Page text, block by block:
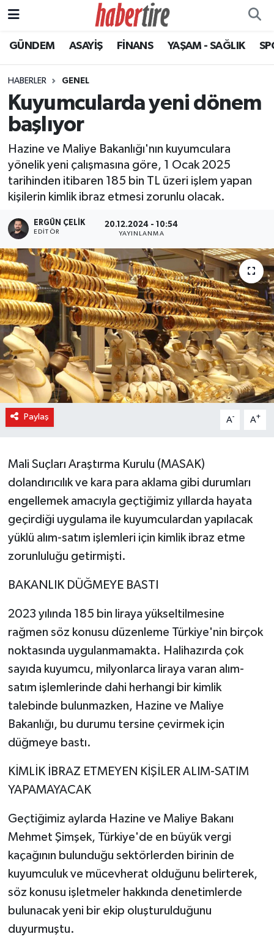
GÜNDEM ASAYİŞ FİNANS YAŞAM - SAĞLIK
HABERLER GENEL
Kuyumcularda yeni dönem
başlıyor
Hazine ve Maliye Bakanlığı'nın kuyumculara
yönelik yeni çalışmasına göre, 1 Ocak 2025
tarihinden itibaren 185 bin TL üzeri işlem yapan
kişilerin kimlik ibraz etmesi zorunlu olacak.
ERGÜN ÇELIK
EDITÖR
20.12.2024 - 10:54
YAYINLANMA
Paylaş A- A+
Mali Suçları Araştırma Kurulu (MASAK)
dolandırıcılık ve kara para aklama gibi durumları
engellemek amacıyla geçtiğimiz yıllarda hayata
geçirdiği uygulama ile kuyumculardan yapılacak
yüklü alım-satım işlemleri için kimlik ibraz etme
zorunluluğu getirmişti.
BAKANLIK DÜĞMEYE BASTI
2023 yılında 185 bin liraya yükseltilmesine
rağmen söz konusu düzenleme Türkiye'nin birçok
noktasında uygulanmamakta. Halihazırda çok
sayıda kuyumcu, milyonlarca liraya varan alım-
satım işlemlerinde dahi herhangi bir kimlik
talebinde bulunmazken, Hazine ve Maliye
Bakanlığı, bu durumu tersine çevirmek için
düğmeye bastı.
KİMLİK İBRAZ ETMEYEN KİŞİLER ALIM-SATIM
YAPAMAYACAK
Geçtiğimiz aylarda Hazine ve Maliye Bakanı
Mehmet Şimşek, Türkiye'de en büyük vergi
kaçağının bulunduğu sektörlerden birinin de
kuyumculuk ve mücevherat olduğunu belirterek,
söz konusu işletmeler hakkında denetimlerde
bulunacak yeni bir ekip oluşturulduğunu
duyurmuştu.
Tire Nöbetçi Eczaneler
Tire Hava Durumu
Tire Trafik Yoğunluk Haritası
Tüm Manşetler
Son Dakika Haberleri
Haber Arşivi